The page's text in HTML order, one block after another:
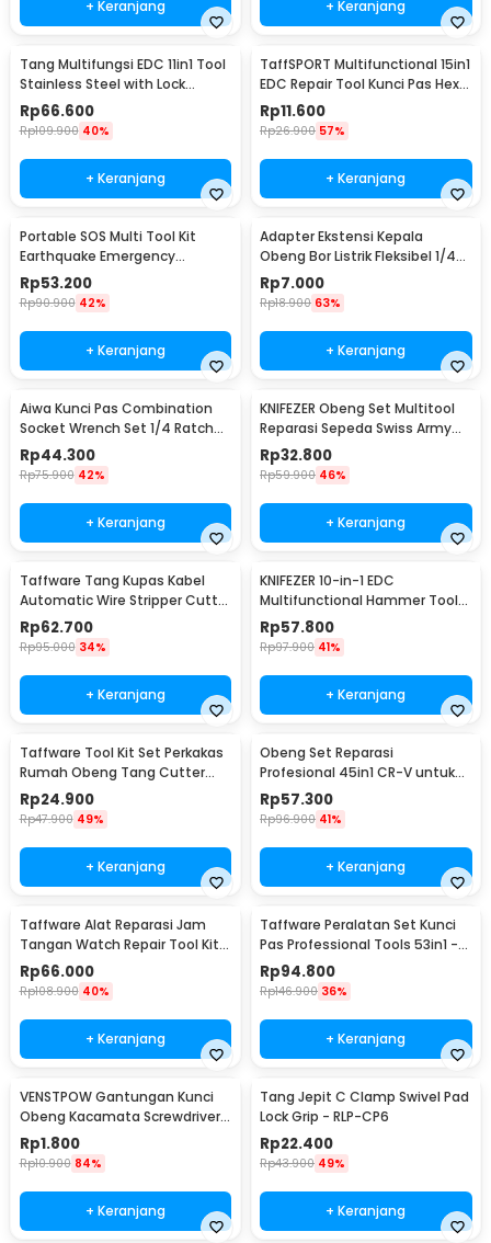
+ Keranjang + Keranjang
Tang Multifungsi EDC 11in1 Tool
Stainless Steel with Lock
System - MPA01
Rp66.600
Rp109.900 40%
+ Keranjang
TaffSPORT Multifunctional 15in1
EDC Repair Tool Kunci Pas Hex
Obeng - HW0668
Rp11.600
Rp26.900 57%
+ Keranjang
Portable SOS Multi Tool Kit
Earthquake Emergency
Outdoor Survival - JT21
Rp53.200
Rp90.900 42%
+ Keranjang
Adapter Ekstensi Kepala
Obeng Bor Listrik Fleksibel 1/4
Inch 290mm - HT566
Rp7.000
Rp18.900 63%
+ Keranjang
Aiwa Kunci Pas Combination
Socket Wrench Set 1/4 Ratchet
40 PCS - DB2020
Rp44.300
Rp75.900 42%
+ Keranjang
KNIFEZER Obeng Set Multitool
Reparasi Sepeda Swiss Army
EDC 11in1 - T25
Rp32.800
Rp59.900 46%
+ Keranjang
Taffware Tang Kupas Kabel
Automatic Wire Stripper Cutter
Crimper - TK0742
Rp62.700
Rp95.000 34%
+ Keranjang
KNIFEZER 10-in-1 EDC
Multifunctional Hammer Tool
for Camping Survival - WL-
9003
Rp57.800
Rp97.900 41%
+ Keranjang
Taffware Tool Kit Set Perkakas
Rumah Obeng Tang Cutter
Kunci L 12in1 - KS-011
Rp24.900
Rp47.900 49%
+ Keranjang
Obeng Set Reparasi
Profesional 45in1 CR-V untuk
HP Laptop Elektronik - 6093
Rp57.300
Rp96.900 41%
+ Keranjang
Taffware Alat Reparasi Jam
Tangan Watch Repair Tool Kit
Lengkap 13in1 - SC8005
Rp66.000
Rp108.900 40%
+ Keranjang
Taffware Peralatan Set Kunci
Pas Professional Tools 53in1 -
CR-V53
Rp94.800
Rp146.900 36%
+ Keranjang
VENSTPOW Gantungan Kunci
Obeng Kacamata Screwdriver
Plus Minus Hexagon - V001
Rp1.800
Rp10.900 84%
+ Keranjang
Tang Jepit C Clamp Swivel Pad
Lock Grip - RLP-CP6
Rp22.400
Rp43.900 49%
+ Keranjang